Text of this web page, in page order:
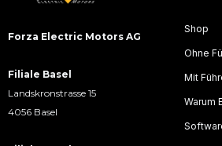
Forza Electric Motors AG
Filiale Basel
Landskronstrasse 15
4056 Basel
Shop
Ohne
Mit
Warum